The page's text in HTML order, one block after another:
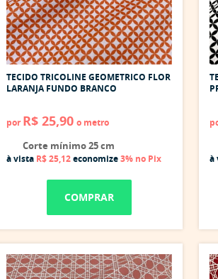
TECIDO TRICOLINE GEOMETRICO FLOR
LARANJA FUNDO BRANCO
por R$ 25,90 o metro
Corte mínimo 25 cm
à vista R$ 25,12economize3% no Pix
COMPRAR
à